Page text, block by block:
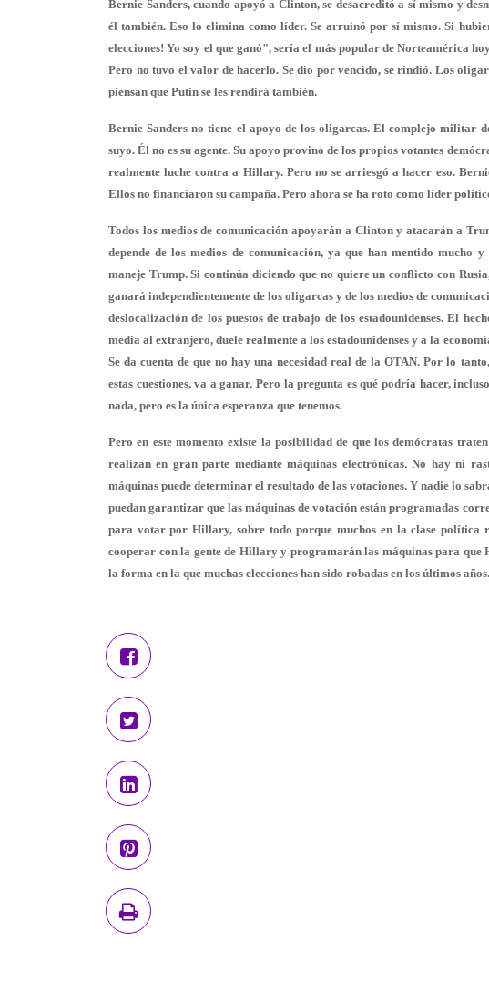
Bernie Sanders, cuando apoyó a Clinton, se desacreditó a sí mismo y
él también. Eso lo elimina como líder. Se arruinó por sí mismo. Si
elecciones! Yo soy el que ganó", sería el más popular de Norteamérica
Pero no tuvo el valor de hacerlo. Se dio por vencido, se rindió. Los
piensan que Putin se les rendirá también.
Bernie Sanders no tiene el apoyo de los oligarcas. El complejo militar
suyo. Él no es su agente. Su apoyo provino de los propios votantes
realmente luche contra a Hillary. Pero no se arriesgó a hacer eso.
Ellos no financiaron su campaña. Pero ahora se ha roto como líder
Todos los medios de comunicación apoyarán a Clinton y atacarán a
depende de los medios de comunicación, ya que han mentido mucho
maneje Trump. Si continúa diciendo que no quiere un conflicto con
ganará independientemente de los oligarcas y de los medios de
deslocalización de los puestos de trabajo de los estadounidenses. El
media al extranjero, duele realmente a los estadounidenses y a la
Se da cuenta de que no hay una necesidad real de la OTAN. Por lo
estas cuestiones, va a ganar. Pero la pregunta es qué podría hacer,
nada, pero es la única esperanza que tenemos.
Pero en este momento existe la posibilidad de que los demócratas
realizan en gran parte mediante máquinas electrónicas. No hay ni
máquinas puede determinar el resultado de las votaciones. Y nadie lo
puedan garantizar que las máquinas de votación están programadas
para votar por Hillary, sobre todo porque muchos en la clase política
cooperar con la gente de Hillary y programarán las máquinas para que
la forma en la que muchas elecciones han sido robadas en los últimos